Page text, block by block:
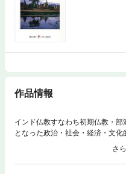
作品情報
インド仏教すなわち初期仏教・
となった政治・社会・経済・文化
かにする。さらに現代における